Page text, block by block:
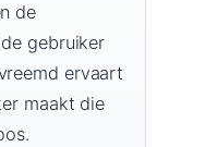
de
gebruiker
ervaart
maakt die